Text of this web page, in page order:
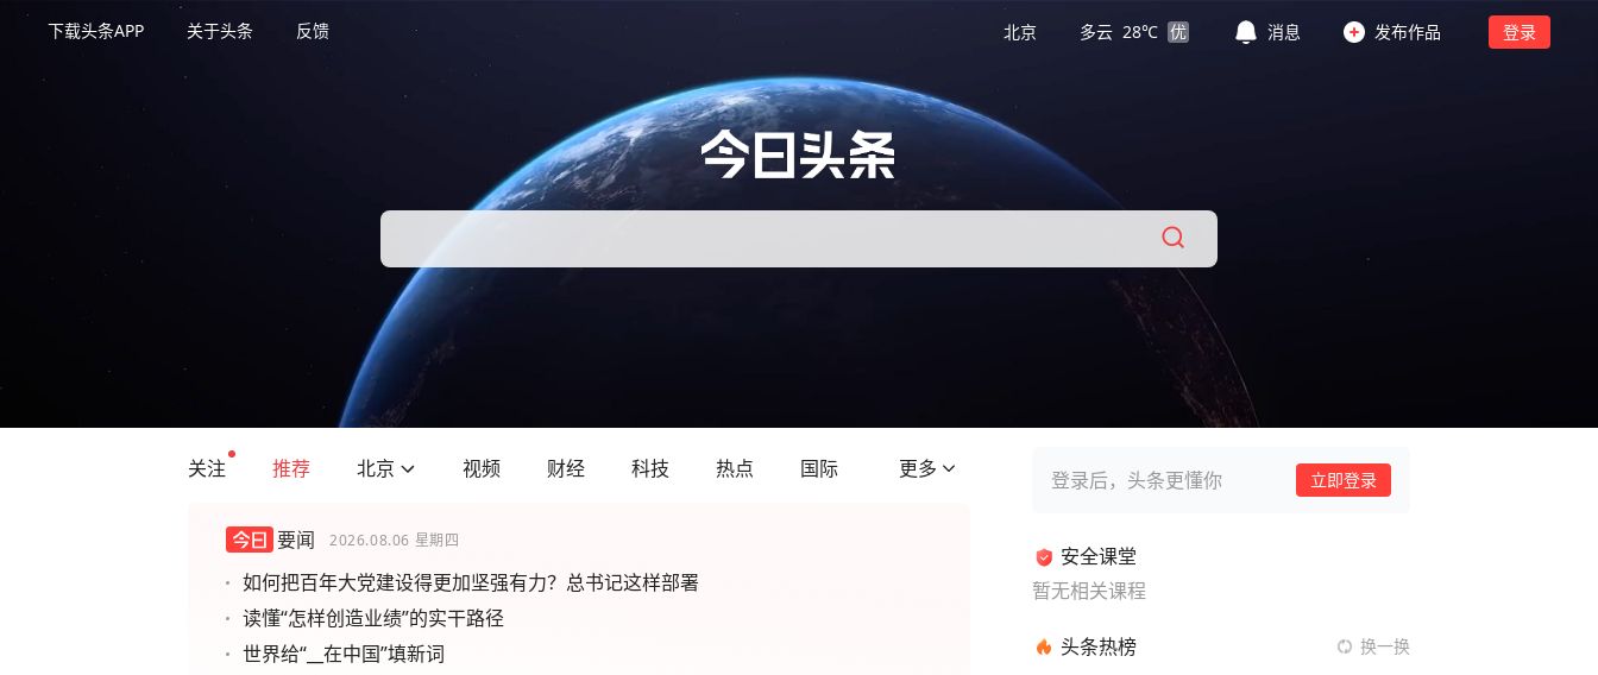
下载头条APP 关于头条 反馈 北京 多云 28℃ 优 消息 发布作品 登录
关注 推荐 北京 视频 财经 科技 热点 国际 更多
要闻 2026.08.06 星期四
如何把百年大党建设得更加坚强有力？总书记这样部署
读懂“怎样创造业绩”的实干路径
世界给“__在中国”填新词
登录后，头条更懂你 立即登录
安全课堂
暂无相关课程
头条热榜 换一换